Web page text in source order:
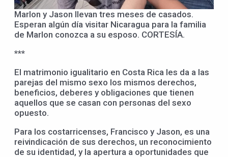
Marlon y Jason llevan tres meses de casados.
Esperan algún día visitar Nicaragua para la familia
de Marlon conozca a su esposo. CORTESÍA.
***
El matrimonio igualitario en Costa Rica les da a las
parejas del mismo sexo los mismos derechos,
beneficios, deberes y obligaciones que tienen
aquellos que se casan con personas del sexo
opuesto.
Para los costarricenses, Francisco y Jason, es una
reivindicación de sus derechos, un reconocimiento
de su identidad, y la apertura a oportunidades que